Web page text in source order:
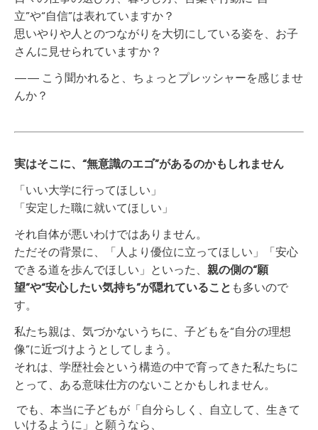
立”や“自信”は表れていますか？
思いやりや人とのつながりを大切にしている姿を、お子
さんに見せられていますか？
—— こう聞かれると、ちょっとプレッシャーを感じませ
んか？
実はそこに、“無意識のエゴ”があるのかもしれません
「いい大学に行ってほしい」
「安定した職に就いてほしい」
それ自体が悪いわけではありません。
ただその背景に、「人より優位に立ってほしい」「安心
できる道を歩んでほしい」といった、 親の側の“願
望”や“安心したい気持ち”が隠れていること も多いので
す。
私たち親は、気づかないうちに、子どもを“自分の理想
像”に近づけようとしてしまう。
それは、学歴社会という構造の中で育ってきた私たちに
とって、ある意味仕方のないことかもしれません。
でも、本当に子どもが「自分らしく、自立して、生きて
いけるように」と願うなら、